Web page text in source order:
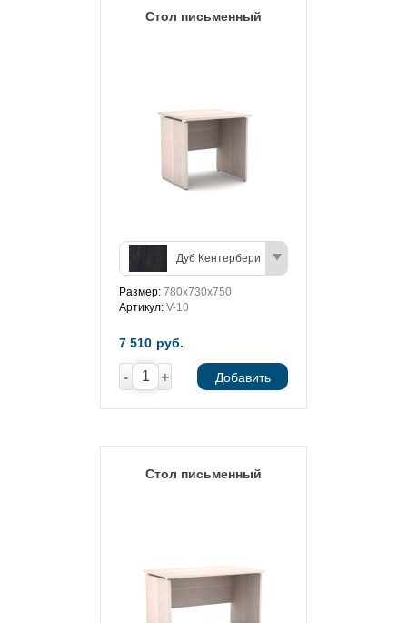
Стол письменный
Дуб Кентербери
Размер: 780х730х750
Артикул: V-10
7 510 руб.
- + Добавить
Стол письменный